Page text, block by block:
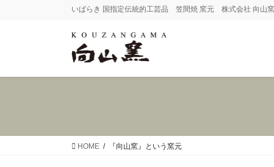
へ
プ
ョ
動
いばらき 国指定伝統的工芸品 笠間焼 窯元 株式会社 向山窯
HOME 『向山窯』という窯元